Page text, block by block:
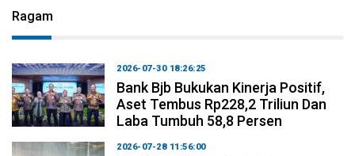
Ragam
2026-07-30 18:26:25
Bank Bjb Bukukan Kinerja Positif,
Aset Tembus Rp228,2 Triliun Dan
Laba Tumbuh 58,8 Persen
2026-07-28 11:56:00